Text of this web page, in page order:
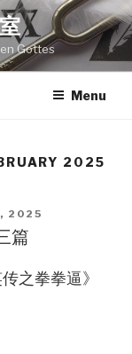
Gottes
Menu
2025
2025
篇
之拳拳逼》